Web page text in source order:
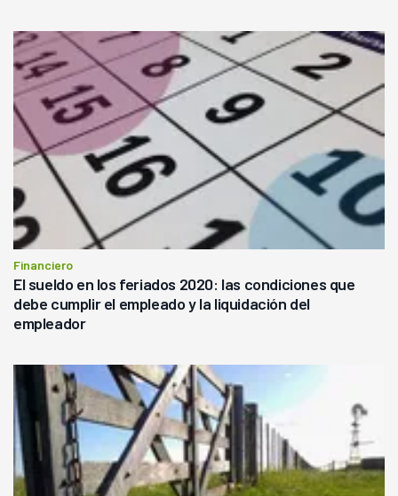
Financiero
El sueldo en los feriados 2020: las condiciones que
debe cumplir el empleado y la liquidación del
empleador